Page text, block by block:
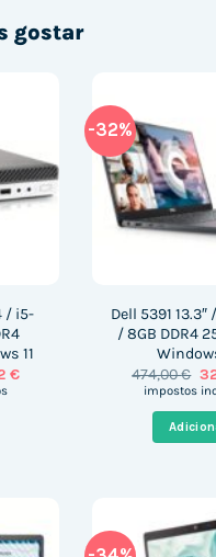
gostar
/ i5-
11
€O
-32%
Dell 5391 13.3″
/ 8GB DDR4
474,00€ O
impostos